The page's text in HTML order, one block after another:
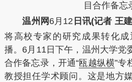
目合作备忘
温州网 6月 12 日讯(记者 王
将高校专家的研究成果转化
播。6月11日下午，温州大学党
合作备忘录，开通“瓯越纵横”专
教授担任学术顾问。这是地方